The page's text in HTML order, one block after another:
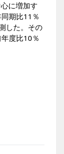
に増加す
期比11％
した。その
度比10％